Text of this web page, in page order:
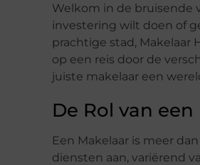
Welkom in de bruisende
investering wilt doen of
prachtige stad, Makelaar
op een reis door de
juiste makelaar een
De Rol van
Een Makelaar is meer
diensten aan, variërend